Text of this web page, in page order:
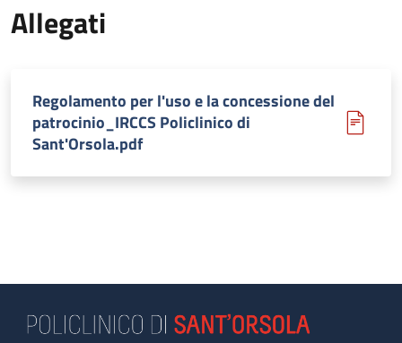
Allegati
Regolamento per l'uso e la concessione del
patrocinio_IRCCS Policlinico di
Sant'Orsola.pdf